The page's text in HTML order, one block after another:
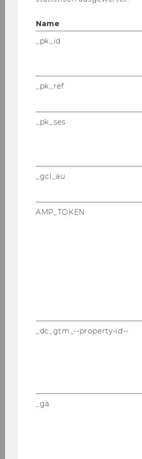
Name
_pk_id
_pk_ref
_pk_ses
_gcl_au
AMP_TOKEN
_dc_gtm_--property-id--
_ga